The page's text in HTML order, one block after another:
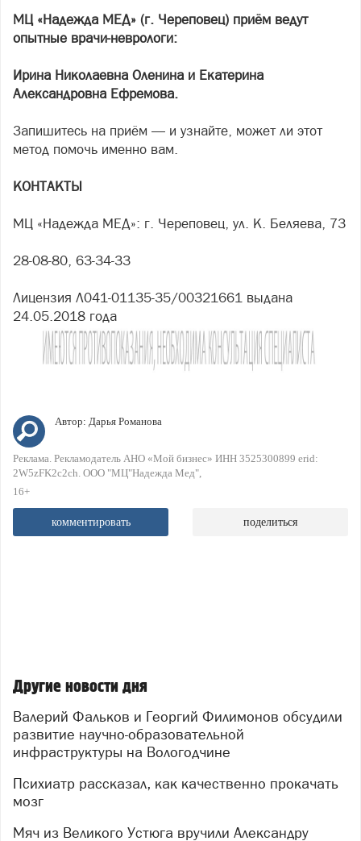
МЦ «Надежда МЕД» (г. Череповец) приём ведут
опытные врачи-неврологи:
Ирина Николаевна Оленина и Екатерина
Александровна Ефремова.
Запишитесь на приём — и узнайте, может ли этот
метод помочь именно вам.
КОНТАКТЫ
МЦ «Надежда МЕД»: г. Череповец, ул. К. Беляева, 73
28-08-80, 63-34-33
Лицензия Л041-01135-35/00321661 выдана
24.05.2018 года
Автор: Дарья Романова
Реклама. Рекламодатель АНО «Мой бизнес» ИНН 3525300899 erid:
2W5zFK2c2ch. ООО "МЦ"Надежда Мед"
16+
комментировать поделиться
Другие новости дня
Валерий Фальков и Георгий Филимонов обсудили
развитие научно-образовательной
инфраструктуры на Вологодчине
Психиатр рассказал, как качественно прокачать
мозг
Мяч из Великого Устюга вручили Александру